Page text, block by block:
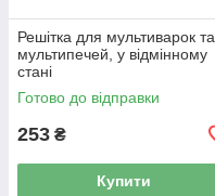
Решітка для мультиварок та
мультипечей, у відмінному
стані
Готово до відправки
253 ₴
Купити